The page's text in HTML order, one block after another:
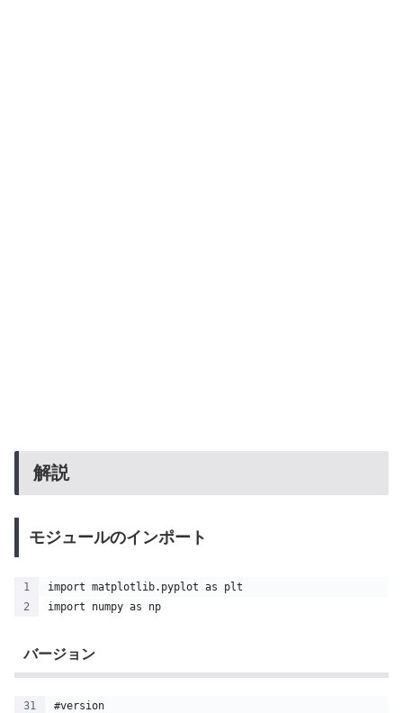
解説
モジュールのインポート
import matplotlib.pyplot as plt
import numpy as np
バージョン
#version